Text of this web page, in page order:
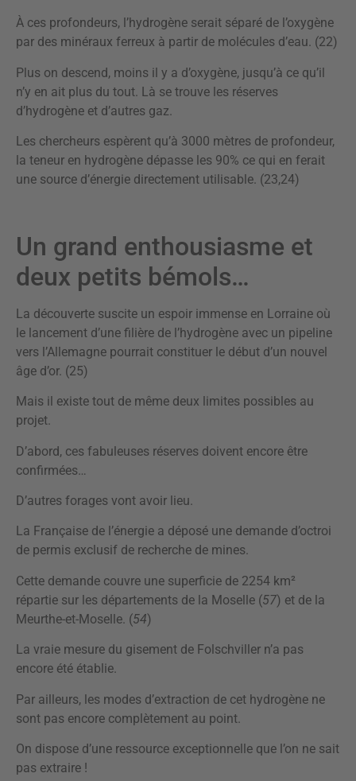
À ces profondeurs, l’hydrogène serait séparé de l’oxygène
par des minéraux ferreux à partir de molécules d’eau. (22)
Plus on descend, moins il y a d’oxygène, jusqu’à ce qu’il
n’y en ait plus du tout. Là se trouve les réserves
d’hydrogène et d’autres gaz.
Les chercheurs espèrent qu’à 3000 mètres de profondeur,
la teneur en hydrogène dépasse les 90% ce qui en ferait
une source d’énergie directement utilisable. (23,24)
Un grand enthousiasme et
deux petits bémols…
La découverte suscite un espoir immense en Lorraine où
le lancement d’une filière de l’hydrogène avec un pipeline
vers l’Allemagne pourrait constituer le début d’un nouvel
âge d’or. (25)
Mais il existe tout de même deux limites possibles au
projet.
D’abord, ces fabuleuses réserves doivent encore être
confirmées…
D’autres forages vont avoir lieu.
La Française de l’énergie a déposé une demande d’octroi
de permis exclusif de recherche de mines.
Cette demande couvre une superficie de 2254 km²
répartie sur les départements de la Moselle (57) et de la
Meurthe-et-Moselle. (54)
La vraie mesure du gisement de Folschviller n’a pas
encore été établie.
Par ailleurs, les modes d’extraction de cet hydrogène ne
sont pas encore complètement au point.
On dispose d’une ressource exceptionnelle que l’on ne sait
pas extraire !